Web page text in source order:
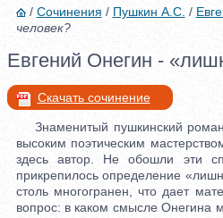
/ Сочинения / Пушкин А.С. /
человек?
Евгений Онегин -
Скачать сочинение
Знаменитый пушкинский роман
высоким поэтическим
здесь автор. Не обошли эти
прикрепилось определение
столь многогранен, что дает
вопрос: в каком смысле Онегина